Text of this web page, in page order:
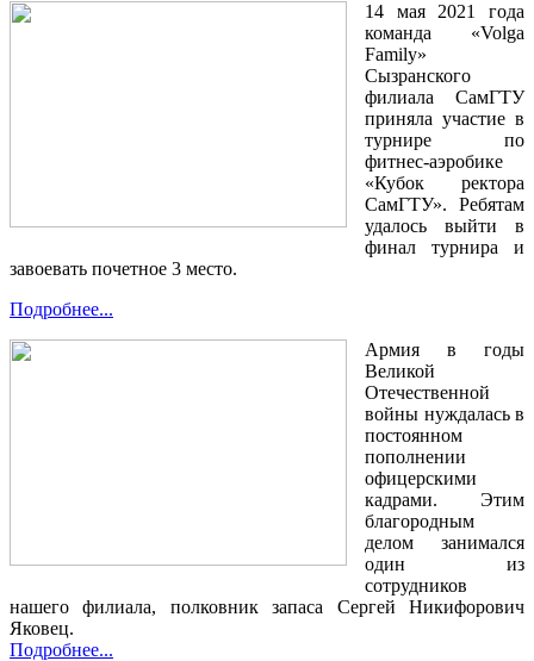
14 мая 2021 года
команда «Volga
Family»
Сызранского
филиала СамГТУ
приняла участие в
турнире по
фитнес-аэробике
«Кубок ректора
СамГТУ». Ребятам
удалось выйти в
финал турнира и
завоевать почетное 3 место.
Подробнее...
Армия в годы
Великой
Отечественной
войны нуждалась в
постоянном
пополнении
офицерскими
кадрами. Этим
благородным
делом занимался
один из
сотрудников
нашего филиала, полковник запаса Сергей Никифорович
Яковец.
Подробнее...